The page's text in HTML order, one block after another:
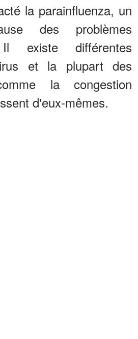
la parainfluenza, un
des problèmes
Il existe différentes
et la plupart des
la congestion
d'eux-mêmes.